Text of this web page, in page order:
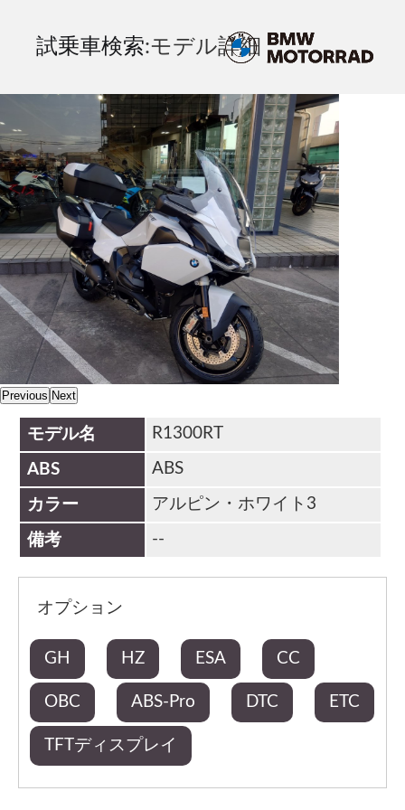
試乗車検索:モデル詳細
Previous Next
モデル名 R1300RT
ABS ABS
カラー アルピン・ホワイト3
備考 --
オプション
GH HZ ESA CC
OBC ABS-Pro DTC ETC
TFTディスプレイ